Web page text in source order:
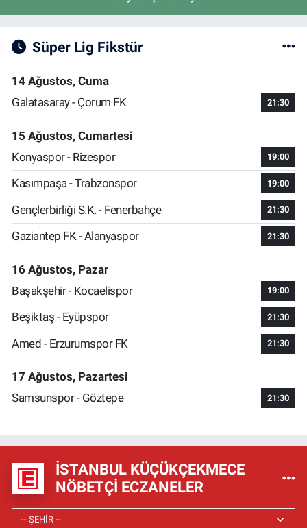
Süper Lig Fikstür
14 Ağustos, Cuma
Galatasaray - Çorum FK
21:30
15 Ağustos, Cumartesi
Konyaspor - Rizespor
19:00
Kasımpaşa - Trabzonspor 19:00
Gençlerbirliği S.K. - Fenerbahçe 21:30
Gaziantep FK - Alanyaspor 21:30
16 Ağustos, Pazar
Başakşehir - Kocaelispor
19:00
Beşiktaş - Eyüpspor 21:30
Amed - Erzurumspor FK 21:30
17 Ağustos, Pazartesi
Samsunspor - Göztepe
21:30
İSTANBUL KÜÇÜKÇEKMECE
NÖBETÇI ECZANELER